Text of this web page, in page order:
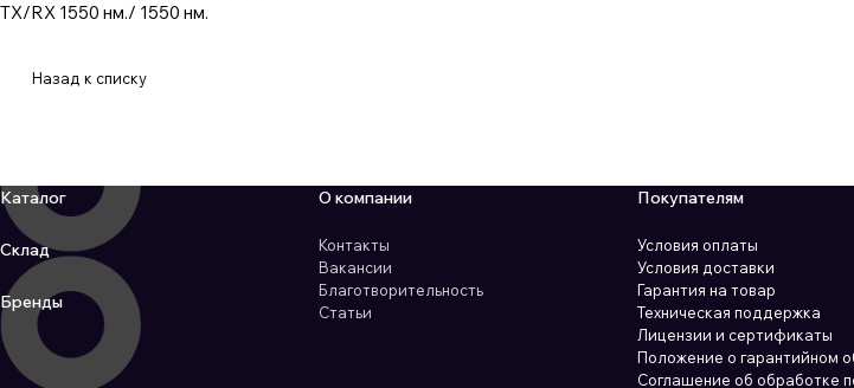
TX/RX 1550 нм./ 1550 нм.
Назад к списку
Каталог
Склад
Бренды
О компании
Контакты
Вакансии
Благотворительность
Статьи
Покупателям
Условия оплаты
Условия доставки
Гарантия на товар
Техническая поддержка
Лицензии и сертификаты
Положение о гарантийном
Соглашение об обработке